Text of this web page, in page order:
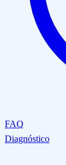
FAQ
Diagnóstico